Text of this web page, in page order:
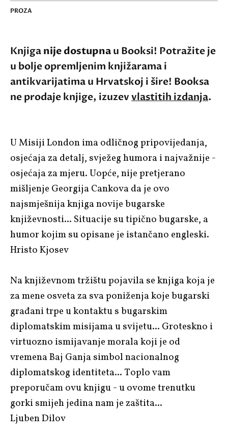
PROZA
Knjiganije dostupnau Booksi! Potražite je
u bolje opremljenim knjižarama i
antikvarijatima u Hrvatskoj i šire! Booksa
ne prodaje knjige, izuzevvlastitih izdanja.
UMisiji Londonima odličnog pripovijedanja,
osjećaja za detalj, svježeg humora i najvažnije -
osjećaja za mjeru. Uopće, nije pretjerano
mišljenje Georgija Cankova da je ovo
najsmješnija knjiga novije bugarske
književnosti... Situacije su tipično bugarske, a
humor kojim su opisane je istančano engleski.
Hristo Kjosev
Na književnom tržištu pojavila se knjiga koja je
za mene osveta za sva poniženja koje bugarski
građani trpe u kontaktu s bugarskim
diplomatskim misijama u svijetu... Groteskno i
virtuozno ismijavanje morala koji je od
vremenaBaj Ganja simbol nacionalnog
diplomatskog identiteta... Toplo vam
preporučam ovu knjigu - u ovome trenutku
gorki smijeh jedina nam je zaštita...
Ljuben Dilov